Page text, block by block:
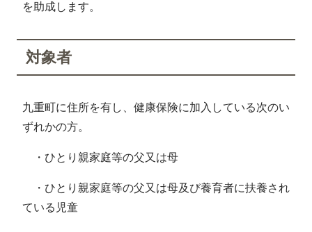
を助成します。
対象者
九重町に住所を有し、健康保険に加入している次のい
ずれかの方。
・ひとり親家庭等の父又は母
・ひとり親家庭等の父又は母及び養育者に扶養され
ている児童